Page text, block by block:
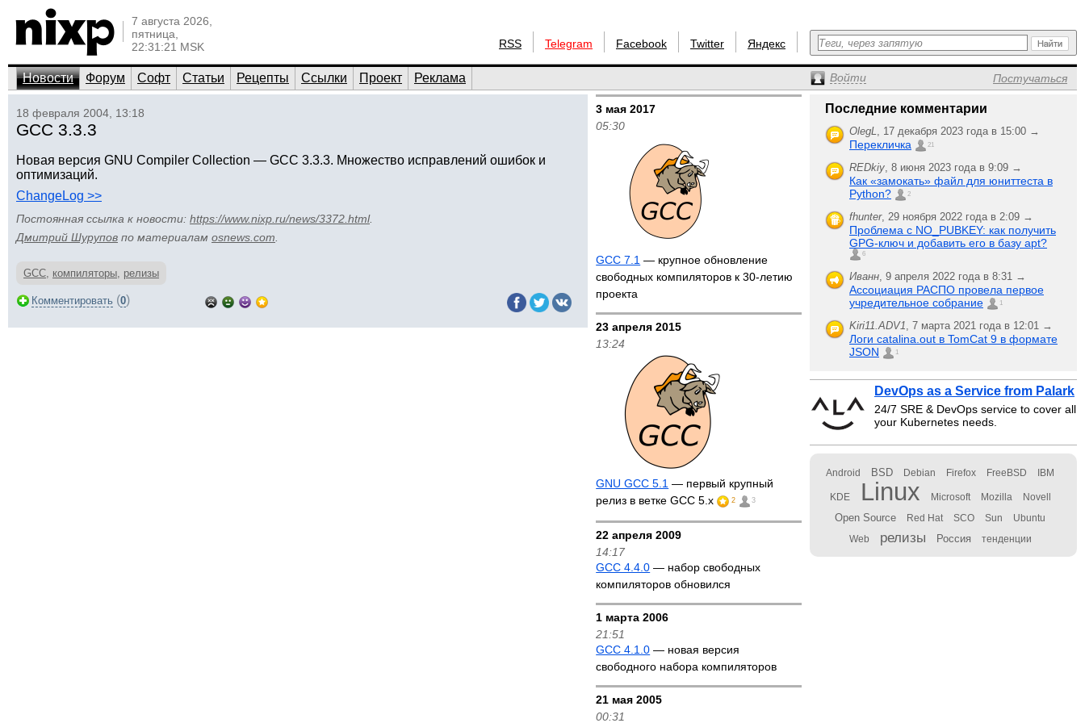
7 августа 2026,
пятница,
22:31:21 MSK
RSS Telegram Facebook Twitter Яндекс
Новости Форум Софт Статьи Рецепты Ссылки Проект Реклама Войти Постучаться
18 февраля 2004, 13:18
GCC 3.3.3
Новая версия GNU Compiler Collection — GCC 3.3.3. Множество исправлений ошибок и
оптимизаций.
ChangeLog >>
Постоянная ссылка к новости: https://www.nixp.ru/news/3372.html.
Дмитрий Шурупов по материалам osnews.com
GCC, компиляторы, релизы
Комментировать (0)
3 мая 2017
05:30
GCC 7.1 — крупное обновление
свободных компиляторов к 30-летию
проекта
23 апреля 2015
13:24
GNU GCC 5.1 — первый крупный
релиз в ветке GCC 5.x
2 3
22 апреля 2009
14:17
GCC 4.4.0 — набор свободных
компиляторов обновился
1 марта 2006
21:51
GCC 4.1.0 — новая версия
свободного набора компиляторов
21 мая 2005
00:31
Последние комментарии
OlegL, 17 декабря 2023 года в 15:00 →
Перекличка 21
REDkiy, 8 июня 2023 года в 9:09 →
Как «замокать» файл для юниттеста в
Python?
2
fhunter, 29 ноября 2022 года в 2:09 →
Проблема с NO_PUBKEY: как получить
GPG-ключ и добавить его в базу apt?
6
Иванн, 9 апреля 2022 года в 8:31 →
Ассоциация РАСПО провела первое
учредительное собрание
1
Kiri11.ADV1, 7 марта 2021 года в 12:01 →
Логи catalina.out в TomCat 9 в формате
JSON
1
DevOps as a Service from Palark
24/7 SRE & DevOps service to cover all
your Kubernetes needs.
Android BSD Debian Firefox FreeBSD IBM
KDE Linux Microsoft Mozilla Novell
Open Source Red Hat SCO Sun Ubuntu
Web релизы Россия тенденции